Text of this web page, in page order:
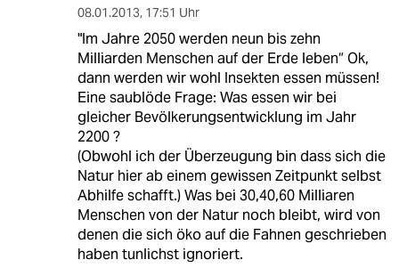
08.01.2013, 17:51 Uhr
"Im Jahre 2050 werden neun bis zehn
Milliarden Menschen auf der Erde leben“ Ok,
dann werden wir wohl Insekten essen müssen!
Eine saublöde Frage: Was essen wir bei
gleicher Bevölkerungsentwicklung im Jahr
2200 ?
(Obwohl ich der Überzeugung bin dass sich die
Natur hier ab einem gewissen Zeitpunkt selbst
Abhilfe schafft.) Was bei 30,40,60 Milliaren
Menschen von der Natur noch bleibt, wird von
denen die sich öko auf die Fahnen geschrieben
haben tunlichst ignoriert.